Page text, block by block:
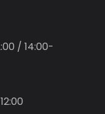
/ 14:00-